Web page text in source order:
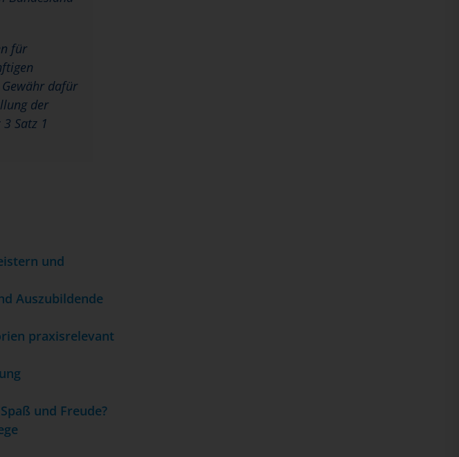
für
dafür
der
Satz 1
und
Auszubildende
praxisrelevant
und Freude?